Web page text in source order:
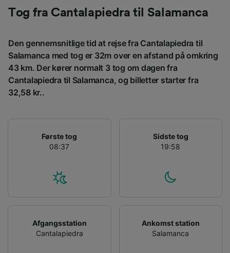
Tog fra Cantalapiedra til Salamanca
Den gennemsnitlige tid at rejse fra Cantalapiedra til
Salamanca med tog er 32m over en afstand på omkring
43 km. Der kører normalt 3 tog om dagen fra
Cantalapiedra til Salamanca, og billetter starter fra
32,58 kr..
Første tog
08:37
Sidste tog
19:58
Afgangsstation
Cantalapiedra
Ankomst station
Salamanca